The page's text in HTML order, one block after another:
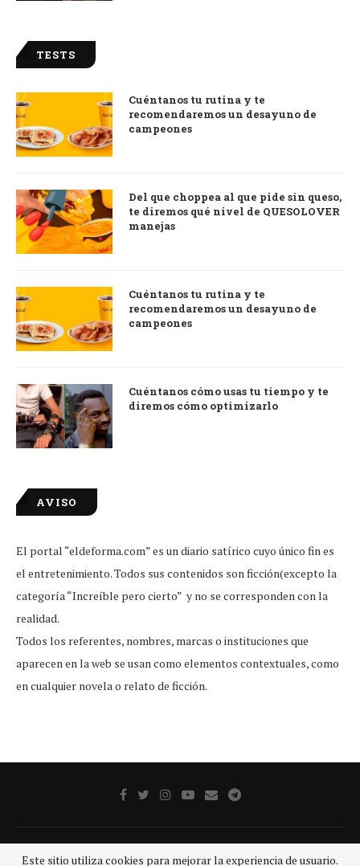
TESTS
Cuéntanos tu rutina y te
recomendaremos un desayuno de
campeones
Del que choppea al que pide sin queso,
te diremos qué nivel de QUESOLOVER
manejas
Cuéntanos tu rutina y te
recomendaremos un desayuno de
campeones
Cuéntanos cómo usas tu tiempo y te
diremos cómo optimizarlo
AVISO
El portal “eldeforma.com” es un diario satírico cuyo único fin es
el entretenimiento. Todos sus contenidos son ficción(excepto la
categoría “Increíble pero cierto” y no se corresponden con la
realidad.
Todos los referentes, nombres, marcas o instituciones que
aparecen en la web se usan como elementos contextuales, como
en cualquier novela o relato de ficción.
Este sitio utiliza cookies para mejorar la experiencia de usuario.